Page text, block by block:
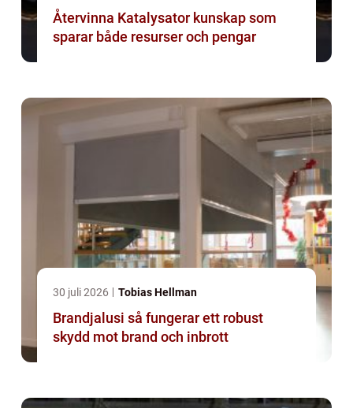
Återvinna Katalysator kunskap som
sparar både resurser och pengar
30 juli 2026 Tobias Hellman
Brandjalusi så fungerar ett robust
skydd mot brand och inbrott